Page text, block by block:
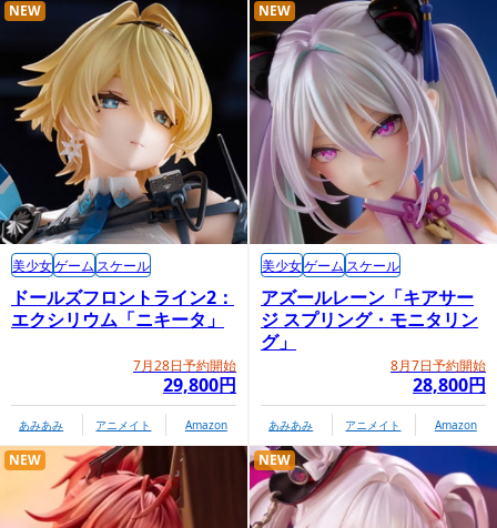
ドールズフロントライン2：
エクシリウム「ニキータ」
7月28日予約開始
29,800円
NEW
美少女ゲーム スケール
あみあみ アニメイト Amazon
アズールレーン「キアサー
ジ スプリング・モニタリン
グ」
8月7日予約開始
28,800円
NEW
美少女ゲーム スケール
あみあみ アニメイト Amazon
NEW NEW